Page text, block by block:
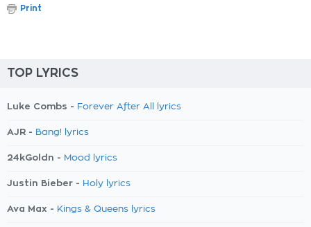
Print
TOP LYRICS
Luke Combs - Forever After All lyrics
AJR - Bang! lyrics
24kGoldn - Mood lyrics
Justin Bieber - Holy lyrics
Ava Max - Kings & Queens lyrics